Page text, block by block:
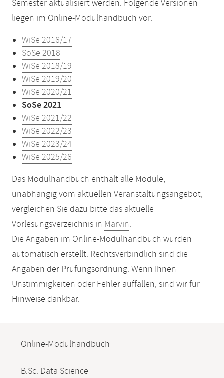
Semester aktualisiert werden. Folgende Versionen
liegen im Online-Modulhandbuch vor:
WiSe 2016/17
SoSe 2018
WiSe 2018/19
WiSe 2019/20
WiSe 2020/21
SoSe 2021
WiSe 2021/22
WiSe 2022/23
WiSe 2023/24
WiSe 2025/26
Das Modulhandbuch enthält alle Module,
unabhängig vom aktuellen Veranstaltungsangebot,
vergleichen Sie dazu bitte das aktuelle
Vorlesungsverzeichnis in Marvin.
Die Angaben im Online-Modulhandbuch wurden
automatisch erstellt. Rechtsverbindlich sind die
Angaben der Prüfungsordnung. Wenn Ihnen
Unstimmigkeiten oder Fehler auffallen, sind wir für
Hinweise dankbar.
NavigationOnline-Modulhandbuch
B.Sc. Data Science